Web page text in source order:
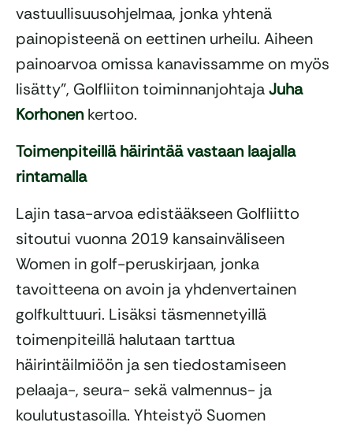
vastuullisuusohjelmaa, jonka yhtenä
painopisteenä on eettinen urheilu. Aiheen
painoarvoa omissa kanavissamme on myös
lisätty”, Golfliiton toiminnanjohtajaJuha
Korhonenkertoo.
Toimenpiteillä häirintää vastaan laajalla
rintamalla
Lajin tasa-arvoa edistääkseen Golfliitto
sitoutui vuonna 2019 kansainväliseen
Women in golf-peruskirjaan, jonka
tavoitteena on avoin ja yhdenvertainen
golfkulttuuri. Lisäksi täsmennetyillä
toimenpiteillä halutaan tarttua
häirintäilmiöön ja sen tiedostamiseen
pelaaja-, seura- sekä valmennus- ja
koulutustasoilla. Yhteistyö Suomen